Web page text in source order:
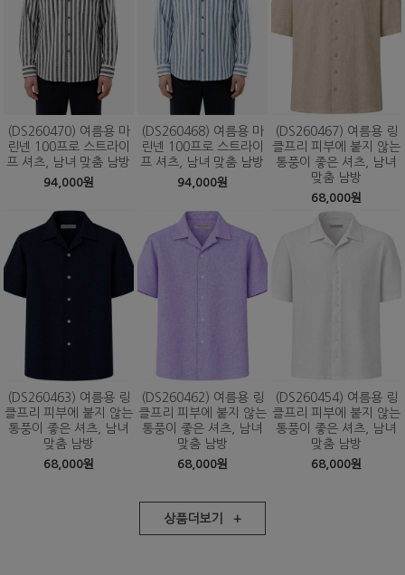
(DS260470) 여름용 마
린넨 100프로 스트라이
프 셔츠, 남녀 맞춤 남방
94,000원
(DS260468) 여름용 마
린넨 100프로 스트라이
프 셔츠, 남녀 맞춤 남방
94,000원
(DS260467) 여름용 링
클프리 피부에 붙지 않는
통풍이 좋은 셔츠, 남녀
맞춤 남방
68,000원
(DS260463) 여름용 링
클프리 피부에 붙지 않는
통풍이 좋은 셔츠, 남녀
맞춤 남방
68,000원
(DS260462) 여름용 링
클프리 피부에 붙지 않는
통풍이 좋은 셔츠, 남녀
맞춤 남방
68,000원
(DS260454) 여름용 링
클프리 피부에 붙지 않는
통풍이 좋은 셔츠, 남녀
맞춤 남방
68,000원
상품더보기 +